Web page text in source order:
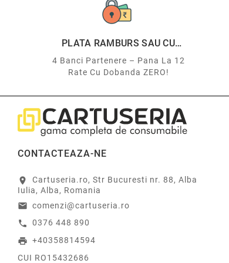
PLATA RAMBURS SAU CU
4 Banci Partenere – Pana La 12
Rate Cu Dobanda ZERO!
CONTACTEAZA-NE
location_on
Cartuseria.ro, Str Bucuresti nr. 88, Alba
Iulia, Alba, Romania
email comenzi@cartuseria.ro
call 0376 448 890
print +40358814594
CUI RO15432686